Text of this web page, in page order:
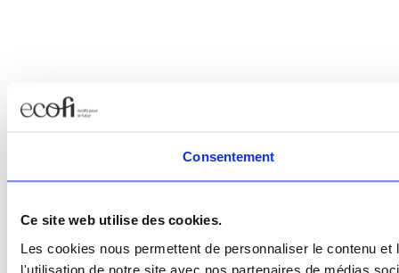
Consentement
Ce site web utilise des cookies.
Les cookies nous permettent de personnaliser le contenu
l'utilisation de notre site avec nos partenaires de médias